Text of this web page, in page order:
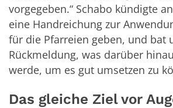
vorgegeben.“ Schabo kündigte
eine Handreichung zur
für die Pfarreien geben, und bat
Rückmeldung, was darüber
werde, um es gut umsetzen zu
Das gleiche Ziel vor